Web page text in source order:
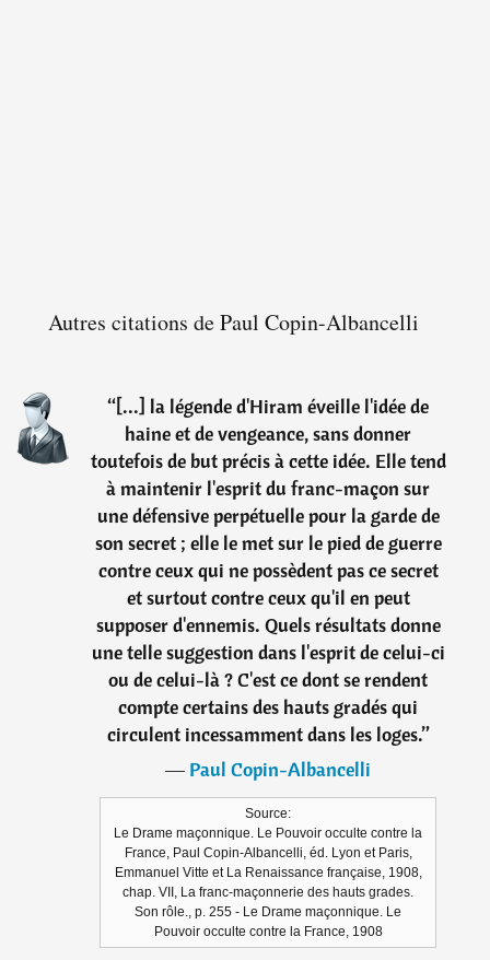
Autres citations de Paul Copin-Albancelli
“[...] la légende d'Hiram éveille l'idée de
haine et de vengeance, sans donner
toutefois de but précis à cette idée. Elle tend
à maintenir l'esprit du franc-maçon sur
une défensive perpétuelle pour la garde de
son secret ; elle le met sur le pied de guerre
contre ceux qui ne possèdent pas ce secret
et surtout contre ceux qu'il en peut
supposer d'ennemis. Quels résultats donne
une telle suggestion dans l'esprit de celui-ci
ou de celui-là ? C'est ce dont se rendent
compte certains des hauts gradés qui
circulent incessamment dans les loges.”
―Paul Copin-Albancelli
Source:
Le Drame maçonnique. Le Pouvoir occulte contre la
France, Paul Copin-Albancelli, éd. Lyon et Paris,
Emmanuel Vitte et La Renaissance française, 1908,
chap. VII, La franc-maçonnerie des hauts grades.
Son rôle., p. 255 - Le Drame maçonnique. Le
Pouvoir occulte contre la France, 1908